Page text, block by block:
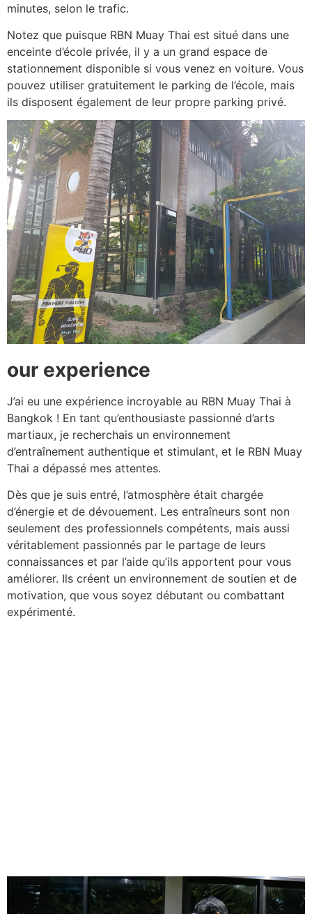
minutes, selon le trafic.
Notez que puisque RBN Muay Thai est situé dans une
enceinte d’école privée, il y a un grand espace de
stationnement disponible si vous venez en voiture. Vous
pouvez utiliser gratuitement le parking de l’école, mais
ils disposent également de leur propre parking privé.
our experience
J’ai eu une expérience incroyable au RBN Muay Thai à
Bangkok ! En tant qu’enthousiaste passionné d’arts
martiaux, je recherchais un environnement
d’entraînement authentique et stimulant, et le RBN Muay
Thai a dépassé mes attentes.
Dès que je suis entré, l’atmosphère était chargée
d’énergie et de dévouement. Les entraîneurs sont non
seulement des professionnels compétents, mais aussi
véritablement passionnés par le partage de leurs
connaissances et par l’aide qu’ils apportent pour vous
améliorer. Ils créent un environnement de soutien et de
motivation, que vous soyez débutant ou combattant
expérimenté.